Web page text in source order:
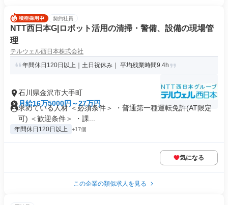
契約社員
NTT西日本G|ロボット活用の清掃・警備、設備の現場管
理
テルウェル西日本株式会社
年間休日120日以上｜土日祝休み｜ 平均残業時間9.4h
石川県金沢市大手町
月給16万5000円～27万円
求めている人材 ＜必須条件＞ ・普通第一種運転免許(AT限定
可) ＜歓迎条件＞ ・課...
年間休日120日以上 +17個
気になる
この企業の類似求人を見る